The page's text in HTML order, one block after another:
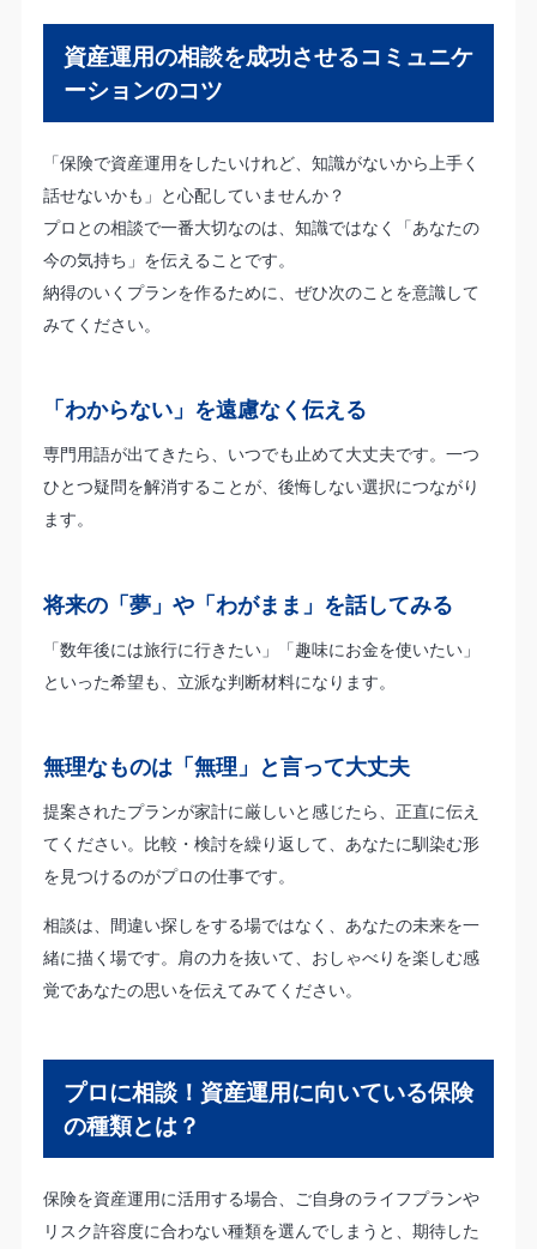
資産運用の相談を成功させるコミュニケ
ーションのコツ
「保険で資産運用をしたいけれど、知識がないから上手く
話せないかも」と心配していませんか？
プロとの相談で一番大切なのは、知識ではなく「あなたの
今の気持ち」を伝えることです。
納得のいくプランを作るために、ぜひ次のことを意識して
みてください。
「わからない」を遠慮なく伝える
専門用語が出てきたら、いつでも止めて大丈夫です。一つ
ひとつ疑問を解消することが、後悔しない選択につながり
ます。
将来の「夢」や「わがまま」を話してみる
「数年後には旅行に行きたい」「趣味にお金を使いたい」
といった希望も、立派な判断材料になります。
無理なものは「無理」と言って大丈夫
提案されたプランが家計に厳しいと感じたら、正直に伝え
てください。比較・検討を繰り返して、あなたに馴染む形
を見つけるのがプロの仕事です。
相談は、間違い探しをする場ではなく、あなたの未来を一
緒に描く場です。肩の力を抜いて、おしゃべりを楽しむ感
覚であなたの思いを伝えてみてください。
プロに相談！資産運用に向いている保険
の種類とは？
保険を資産運用に活用する場合、ご自身のライフプランや
リスク許容度に合わない種類を選んでしまうと、期待した